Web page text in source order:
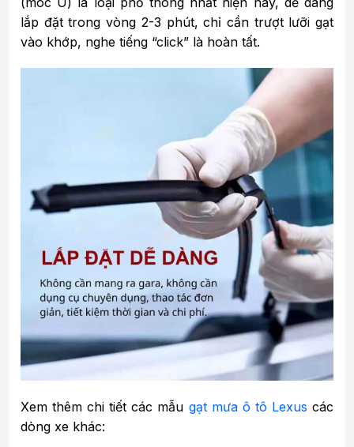
lắp đặt trong vòng 2-3 phút, chỉ cần trượt lưỡi gạt
vào khớp, nghe tiếng “click” là hoàn tất.
Xem thêm chi tiết các mẫu gạt mưa ô tô Lexus các
dòng xe khác: